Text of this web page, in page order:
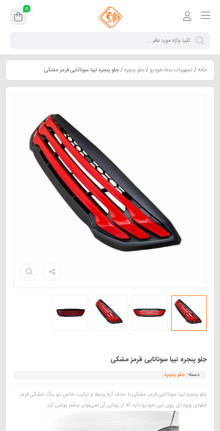
0
خانه/تجهیزات بدنه خودرو/جلو پنچره/ جلو پنجره تیبا سوناتایی قرمز مشکی
جلو پنجره تیبا سوناتایی قرمز مشکی
دسته: جلو پنچره
جلو پنجره تیبا سوناتایی قرمز مشکی با حذف آرم وسط و ترکیب خاص دو رنگ مشکی قرمز
جلوه‌ی ویژه ای روی این خودرو دارد که از زیبایی آن نمی‌توان چشم پوشی کرد.